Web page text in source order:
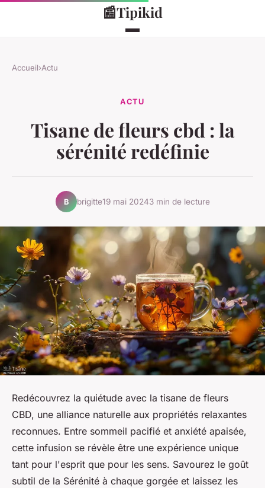
📰Tipikid
Accueil›Actu
ACTU
Tisane de fleurs cbd : la
sérénité redéfinie
B brigitte19 mai 20243 min de lecture
Redécouvrez la quiétude avec la tisane de fleurs
CBD, une alliance naturelle aux propriétés relaxantes
reconnues. Entre sommeil pacifié et anxiété apaisée,
cette infusion se révèle être une expérience unique
tant pour l'esprit que pour les sens. Savourez le goût
subtil de la Sérénité à chaque gorgée et laissez les